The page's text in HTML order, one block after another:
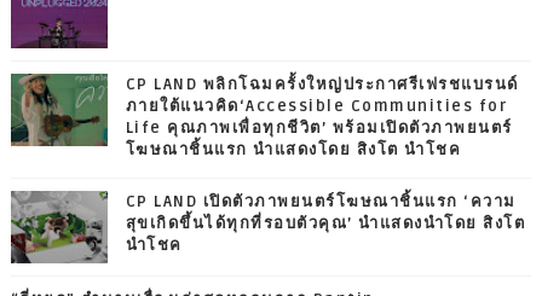
CP LAND พลิกโฉมครั้งใหญ่ประกาศรีเฟรชแบรนด์
ภายใต้แนวคิด‘Accessible Communities for
Life คุณภาพเพื่อทุกชีวิต’ พร้อมเปิดตัวภาพยนตร์
โฆษณาชิ้นแรก นำแสดงโดย สิงโต นำโชค
CP LAND เปิดตัวภาพยนตร์โฆษณาชิ้นแรก ‘ความ
สุขเกิดขึ้นได้ทุกที่รอบตัวคุณ’ นำแสดงนำโดย สิงโต
นำโชค